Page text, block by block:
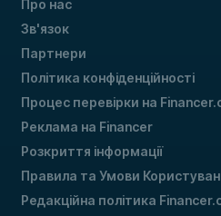
Про нас
Зв'язок
Партнери
Політика конфіденційності
Процес перевірки на
Реклама на Financer
Розкриття інформації
Правила та Умови
Редакційна політика